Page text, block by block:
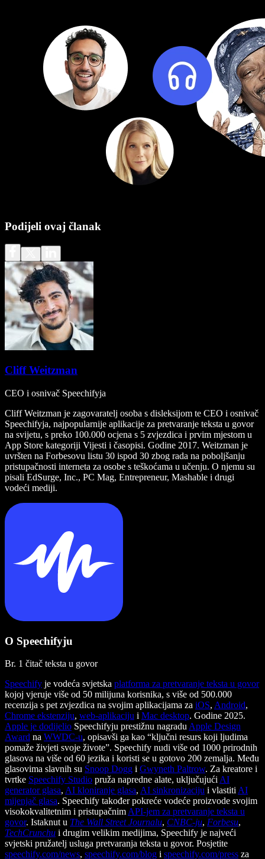
Podijeli ovaj članak
Cliff Weitzman
CEO i osnivač Speechifyja
Cliff Weitzman je zagovaratelj osoba s disleksijom te CEO i osnivač
Speechifyja, najpopularnije aplikacije za pretvaranje teksta u govor
na svijetu, s preko 100.000 ocjena s 5 zvjezdica i prvim mjestom u
App Store kategoriji Vijesti i časopisi. Godine 2017. Weitzman je
uvršten na Forbesovu listu 30 ispod 30 zbog rada na poboljšanju
pristupačnosti interneta za osobe s teškoćama u učenju. O njemu su
pisali EdSurge, Inc., PC Mag, Entrepreneur, Mashable i drugi
vodeći mediji.
O Speechifyju
Br. 1 čitač teksta u govor
Speechify je vodeća svjetska platforma za pretvaranje teksta u govor
kojoj vjeruje više od 50 milijuna korisnika, s više od 500.000
recenzija s pet zvjezdica na svojim aplikacijama za iOS, Android,
Chrome ekstenziju, web-aplikaciju i Mac desktop. Godine 2025.
Apple je dodijelio Speechifyju prestižnu nagradu Apple Design
Award na WWDC-u, opisavši ga kao “ključni resurs koji ljudima
pomaže živjeti svoje živote”. Speechify nudi više od 1000 prirodnih
glasova na više od 60 jezika i koristi se u gotovo 200 zemalja. Među
glasovima slavnih su Snoop Dogg i Gwyneth Paltrow. Za kreatore i
tvrtke Speechify Studio pruža napredne alate, uključujući AI
generator glasa, AI kloniranje glasa, AI sinkronizaciju i vlastiti AI
mijenjač glasa. Speechify također pokreće vodeće proizvode svojim
visokokvalitetnim i pristupačnim API-jem za pretvaranje teksta u
govor. Istaknut u The Wall Street Journalu, CNBC-ju, Forbesu,
TechCrunchu i drugim velikim medijima, Speechify je najveći
svjetski pružatelj usluga pretvaranja teksta u govor. Posjetite
speechify.com/news, speechify.com/blog i speechify.com/press za